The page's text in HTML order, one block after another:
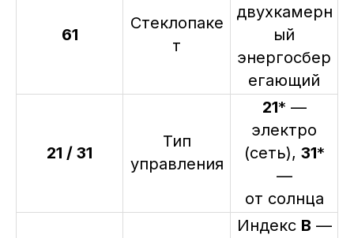
61
Стеклопаке
т
двухкамерн
ый
энергосбер
егающий
21 / 31
Тип
управления
21* —
электро
(сеть), 31*
—
от солнца
Индекс B —